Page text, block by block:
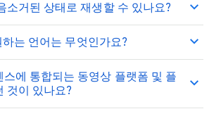
소거된 상태로 재생할 수 있나요?
는 언어는 무엇인가요?
에 통합되는 동영상 플랫폼 및 플
것이 있나요?